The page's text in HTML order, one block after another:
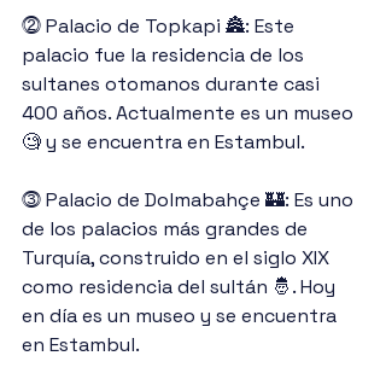
⓶ Palacio de Topkapi 🏯: Este
palacio fue la residencia de los
sultanes otomanos durante casi
400 años. Actualmente es un museo
🧐 y se encuentra en Estambul.
⓷ Palacio de Dolmabahçe 🏰: Es uno
de los palacios más grandes de
Turquía, construido en el siglo XIX
como residencia del sultán 🤴. Hoy
en día es un museo y se encuentra
en Estambul.